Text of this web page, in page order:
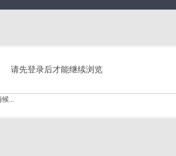
请先登录后才能继续浏览
候...